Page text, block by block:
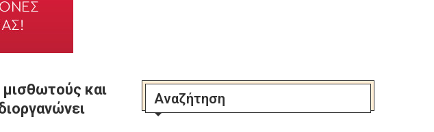
μισθωτούς και
Αναζήτηση